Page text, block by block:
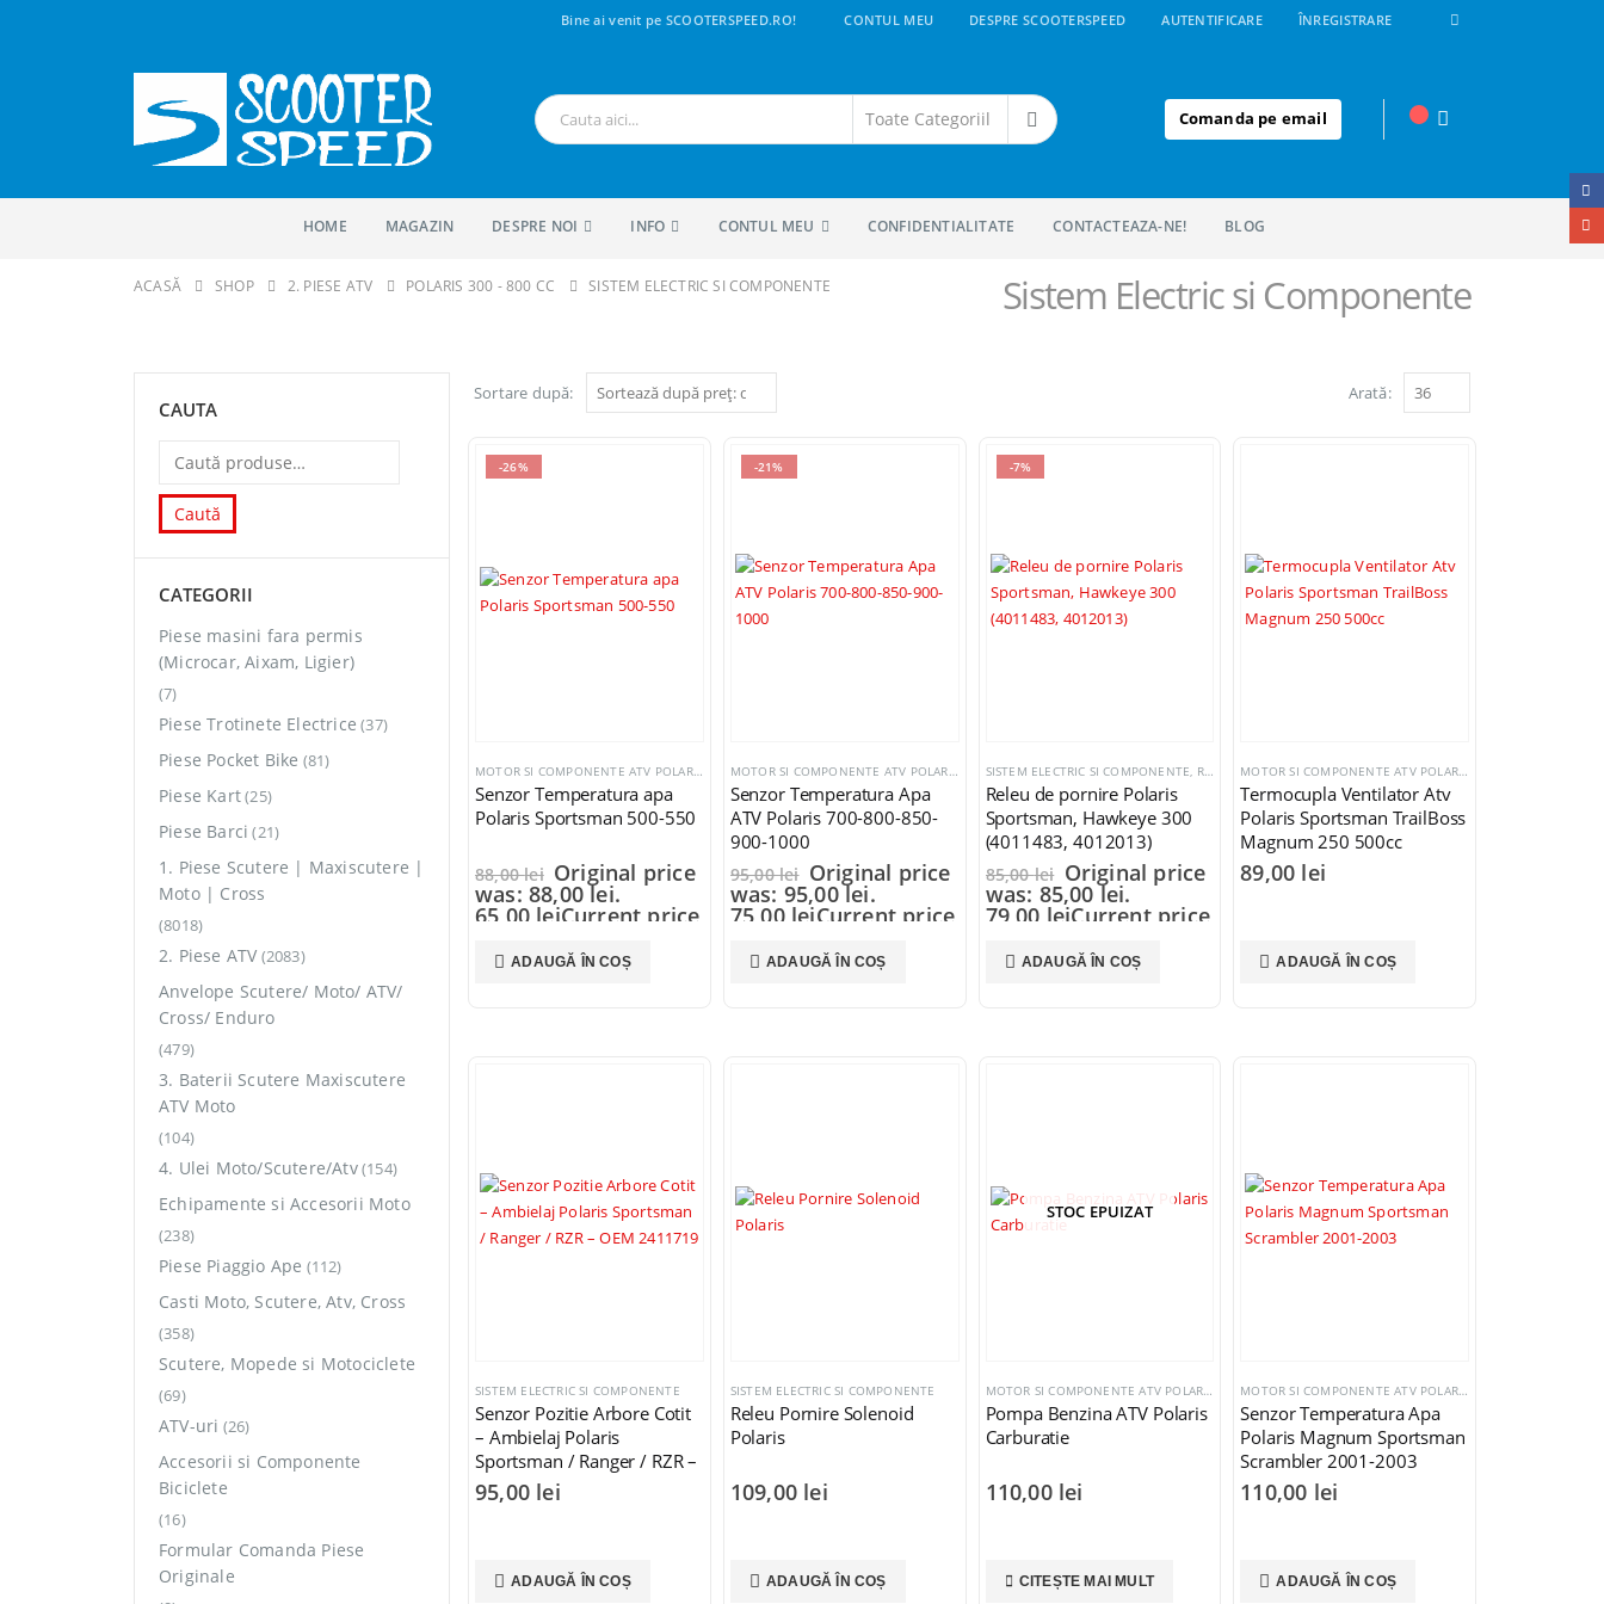
Bine ai venit pe SCOOTERSPEED.RO! CONTUL MEU DESPRE SCOOTERSPEED AUTENTIFICARE ÎNREGISTRARE
Comanda pe email
HOME MAGAZIN DESPRE NOI INFO CONTUL MEU CONFIDENTIALITATE CONTACTEAZA-NE! BLOG
Sistem Electric si Componente
ACASĂ SHOP 2. PIESE ATV POLARIS 300 - 800 CC SISTEM ELECTRIC SI COMPONENTE
Sortare după: Arată:
-26%
MOTOR SI COMPONENTE ATV POLARIS SISTEM ELECTRIC SI COMPONENTE
Senzor Temperatura apa
Polaris Sportsman 500-550
88,00lei Original price
was: 88,00 lei.
65,00 leiCurrent price
ADAUGĂ ÎN COȘ
-21%
MOTOR SI COMPONENTE ATV POLARIS SISTEM ELECTRIC SI COMPONENTE
Senzor Temperatura Apa
ATV Polaris 700-800-850-
900-1000
95,00lei Original price
was: 95,00 lei.
75,00 leiCurrent price
ADAUGĂ ÎN COȘ
-7%
SISTEM ELECTRIC SI COMPONENTE REGULATORI TENSIUNE
Releu de pornire Polaris
Sportsman, Hawkeye 300
(4011483, 4012013)
85,00lei Original price
was: 85,00 lei.
79,00 leiCurrent price
ADAUGĂ ÎN COȘ
MOTOR SI COMPONENTE ATV POLARIS
Termocupla Ventilator Atv
Polaris Sportsman TrailBoss
Magnum 250 500cc
89,00 lei
ADAUGĂ ÎN COȘ
SISTEM ELECTRIC SI COMPONENTE
Senzor Pozitie Arbore Cotit
– Ambielaj Polaris
Sportsman / Ranger / RZR –
OEM 2411719
95,00 lei
ADAUGĂ ÎN COȘ
SISTEM ELECTRIC SI COMPONENTE
Releu Pornire Solenoid
Polaris
109,00 lei
ADAUGĂ ÎN COȘ
STOC EPUIZAT
MOTOR SI COMPONENTE ATV POLARIS SISTEM ELECTRIC SI COMPONENTE
Pompa Benzina ATV Polaris
Carburatie
110,00 lei
CITEȘTE MAI MULT
MOTOR SI COMPONENTE ATV POLARIS
Senzor Temperatura Apa
Polaris Magnum Sportsman
Scrambler 2001-2003
110,00 lei
ADAUGĂ ÎN COȘ
CAUTA
Caută
CATEGORII
Piese masini fara permis
(Microcar, Aixam, Ligier)
(7)
Piese Trotinete Electrice (37)
Piese Pocket Bike (81)
Piese Kart(25)
Piese Barci (21)
1. Piese Scutere | Maxiscutere |
Moto | Cross
(8018)
2. Piese ATV (2083)
Anvelope Scutere/ Moto/ ATV/
Cross/ Enduro
(479)
3. Baterii Scutere Maxiscutere
ATV Moto
(104)
4. Ulei Moto/Scutere/Atv(154)
Echipamente si Accesorii Moto
(238)
Piese Piaggio Ape (112)
Casti Moto, Scutere, Atv, Cross
(358)
Scutere, Mopede si Motociclete
(69)
ATV-uri (26)
Accesorii si Componente
Biciclete
(16)
Formular Comanda Piese
Originale